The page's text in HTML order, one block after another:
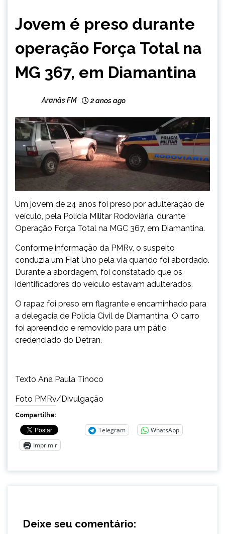
GERAIS
Jovem é preso durante
operação Força Total na
MG 367, em Diamantina
Aranãs FM 2 anos ago
Um jovem de 24 anos foi preso por adulteração de
veículo, pela Polícia Militar Rodoviária, durante
Operação Força Total na MGC 367, em Diamantina.
Conforme informação da PMRv, o suspeito
conduzia um Fiat Uno pela via quando foi abordado.
Durante a abordagem, foi constatado que os
identificadores do veículo estavam adulterados.
O rapaz foi preso em flagrante e encaminhado para
a delegacia de Polícia Civil de Diamantina. O carro
foi apreendido e removido para um pátio
credenciado do Detran.
Texto Ana Paula Tinoco
Foto PMRv/Divulgação
Compartilhe:
Telegram
WhatsApp
Imprimir
Deixe seu comentário: